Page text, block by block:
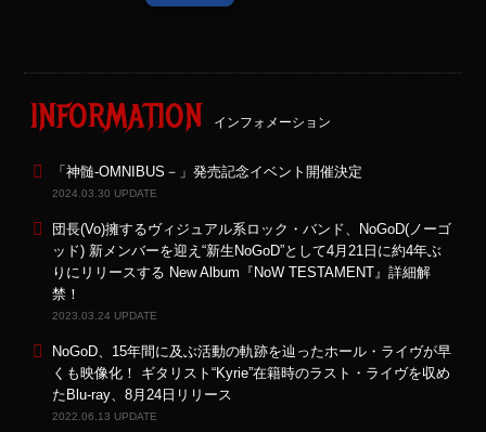
INFORMATION インフォメーション
「神髄-OMNIBUS－」発売記念イベント開催決定
2024.03.30 UPDATE
団長(Vo)擁するヴィジュアル系ロック・バンド、NoGoD(ノーゴ
ッド) 新メンバーを迎え“新生NoGoD”として4月21日に約4年ぶ
りにリリースする New Album『NoW TESTAMENT』詳細解
禁！
2023.03.24 UPDATE
NoGoD、15年間に及ぶ活動の軌跡を辿ったホール・ライヴが早
くも映像化！ ギタリスト“Kyrie”在籍時のラスト・ライヴを収め
たBlu-ray、8月24日リリース
2022.06.13 UPDATE